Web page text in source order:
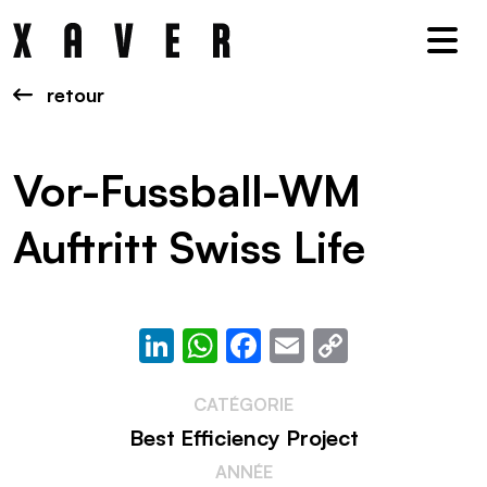
retour
Vor-Fussball-WM
Auftritt Swiss Life
LinkedIn
WhatsApp
Facebook
Email
CATÉGORIE
Best Efficiency Project
ANNÉE